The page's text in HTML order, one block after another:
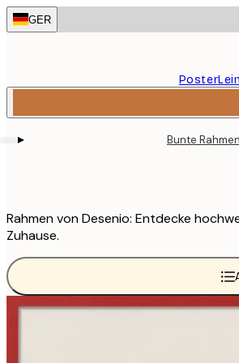
Skip
to
GER
Poster
▸ Bunte Rahmen
Rahmen von Desenio: Entdecke
Zuhause.